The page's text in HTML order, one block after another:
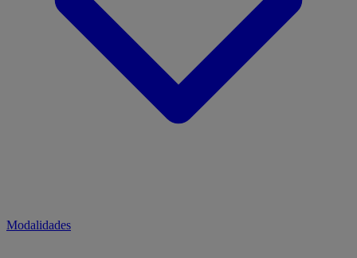
Modalidades